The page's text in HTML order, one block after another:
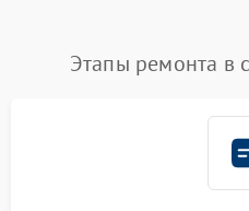
Этапы ремонта в